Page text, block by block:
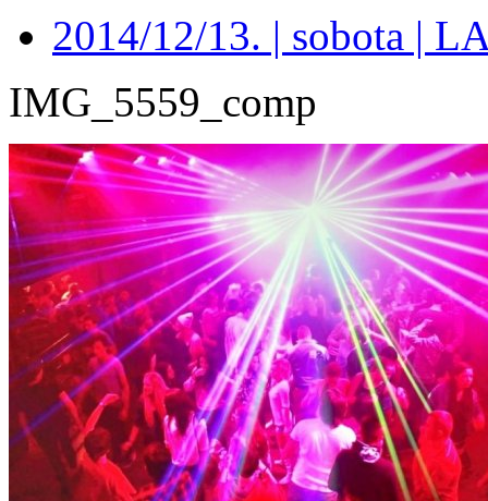
2014/12/13. | sobota |
IMG_5559_comp